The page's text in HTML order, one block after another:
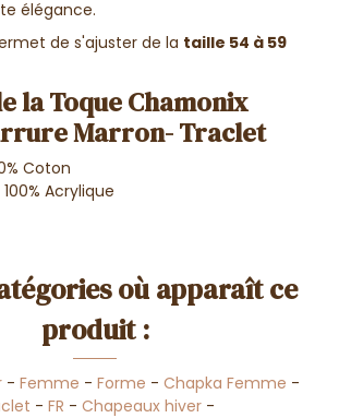
élégance.
de s'ajuster de la taille 54 à 59
la Toque Chamonix
Marron- Traclet
Coton
Acrylique
où apparaît ce
produit :
- Femme - Forme - Chapka Femme -
- FR - Chapeaux hiver-